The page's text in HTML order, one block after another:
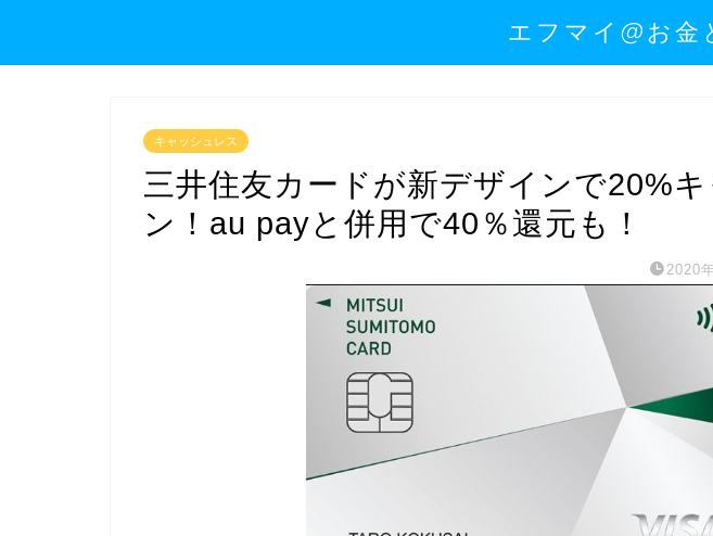
エフマイ@お金
キャッシュレス
三井住友カードが新デザインで20%
ン！au payと併用で40％還元も！
2020